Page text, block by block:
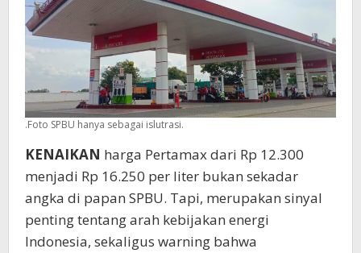
.Foto SPBU hanya sebagai islutrasi.
KENAIKAN harga Pertamax dari Rp 12.300
menjadi Rp 16.250 per liter bukan sekadar
angka di papan SPBU. Tapi, merupakan sinyal
penting tentang arah kebijakan energi
Indonesia, sekaligus warning bahwa